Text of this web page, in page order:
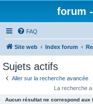
forum
FAQ
Site web Index forum
Sujets actifs
Aller sur la recherche avancée
La recherche
Aucun résultat ne correspond aux